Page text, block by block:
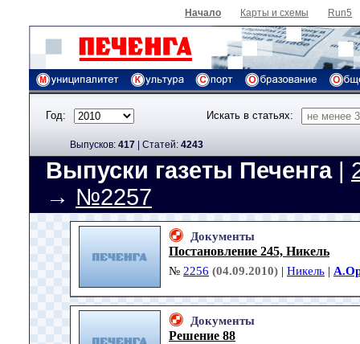
Начало Карты и схемы Run5
Год: Искать в статьях:
Выпусков: 417 | Cтатей: 4243
Выпуски газеты Печенга|
→ №2257
Документы
Постановление 245, Никель
№ 2256 (04.09.2010) | Никель |
Документы
Решение 88